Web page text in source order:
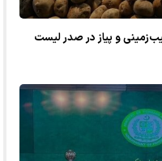
و پیاز در صدر لیست